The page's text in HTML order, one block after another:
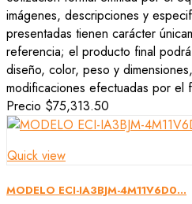
imágenes, descripciones y
presentadas tienen carácter
referencia; el producto final
diseño, color, peso y
modificaciones efectuadas por el
Precio $75,313.50
Quick view
MODELO ECI-IA3BJM-4M11V6D0...